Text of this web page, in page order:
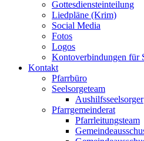
Gottesdiensteinteilung
Liedpläne (Krim)
Social Media
Fotos
Logos
Kontoverbindungen für
Kontakt
Pfarrbüro
Seelsorgeteam
Aushilfsseelsorger
Pfarrgemeinderat
Pfarrleitungsteam